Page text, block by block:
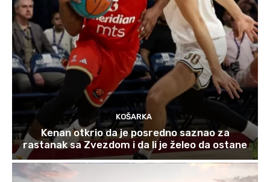
KOŠARKA
Kenan otkrio da je posredno saznao za
rastanak sa Zvezdom i da li je želeo da ostane